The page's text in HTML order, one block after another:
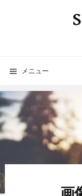
キ
ッ
プ
メニュー